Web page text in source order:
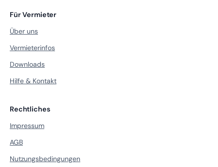
Für Vermieter
Über uns
Vermieterinfos
Downloads
Hilfe & Kontakt
Rechtliches
Impressum
AGB
Nutzungsbedingungen